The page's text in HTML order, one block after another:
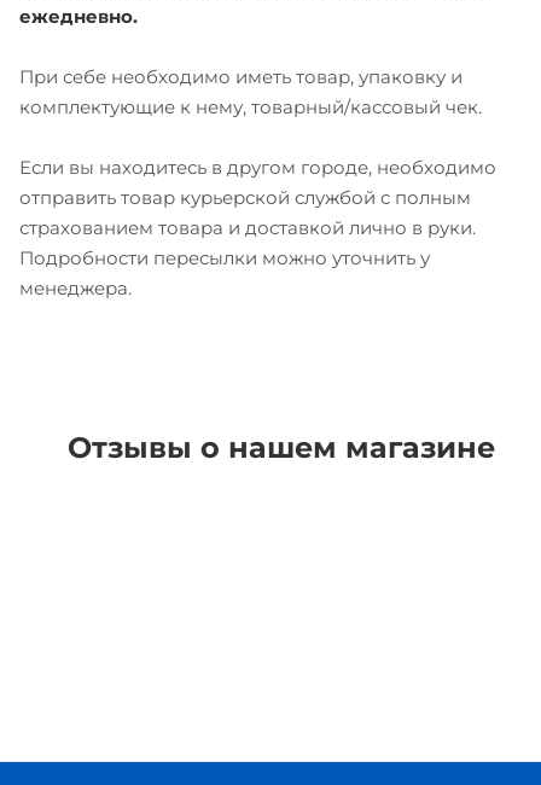
ежедневно.
При себе необходимо иметь товар, упаковку и
комплектующие к нему, товарный/кассовый чек.
Если вы находитесь в другом городе, необходимо
отправить товар курьерской службой с полным
страхованием товара и доставкой лично в руки.
Подробности пересылки можно уточнить у
менеджера.
Отзывы о нашем магазине